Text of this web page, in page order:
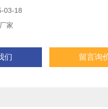
03-18
家
们 留言询